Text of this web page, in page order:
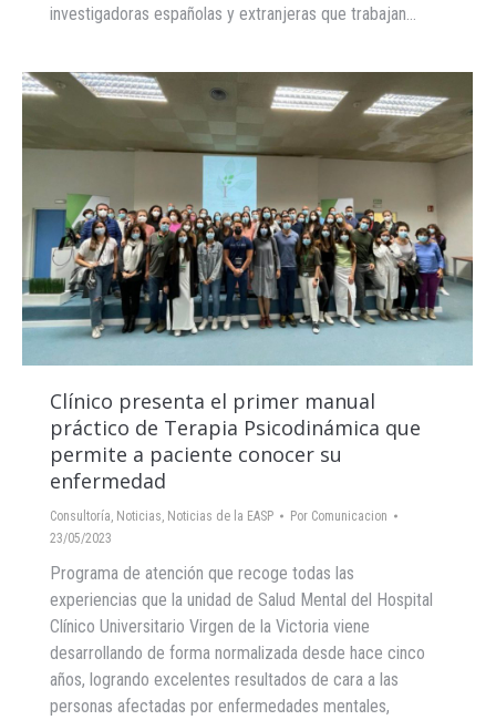
investigadoras españolas y extranjeras que trabajan…
Clínico presenta el primer manual
práctico de Terapia Psicodinámica que
permite a paciente conocer su
enfermedad
Consultoría Noticias Noticias de la EASP Por Comunicacion
23/05/2023
Programa de atención que recoge todas las
experiencias que la unidad de Salud Mental del Hospital
Clínico Universitario Virgen de la Victoria viene
desarrollando de forma normalizada desde hace cinco
años, logrando excelentes resultados de cara a las
personas afectadas por enfermedades mentales,